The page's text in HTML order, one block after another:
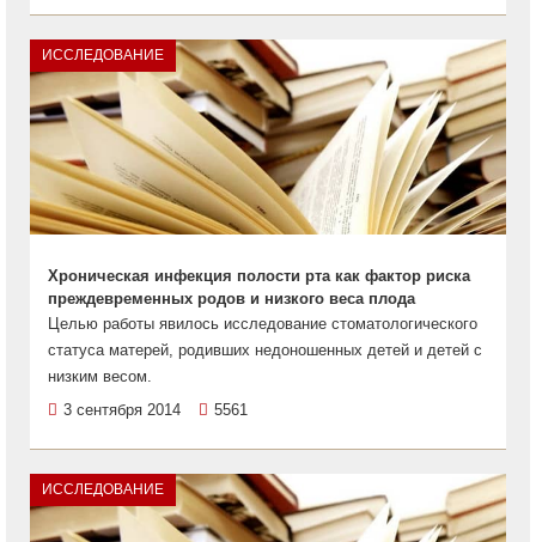
ИССЛЕДОВАНИЕ
Хроническая инфекция полости рта как фактор риска
преждевременных родов и низкого веса плода
Целью работы явилось исследование стоматологического
статуса матерей, родивших недоношенных детей и детей с
низким весом.
3 сентября 2014
5561
ИССЛЕДОВАНИЕ